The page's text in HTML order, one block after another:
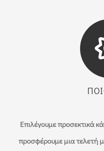
Επιλέγουμε προσεκτικά
προσφέρουμε μια τελετή